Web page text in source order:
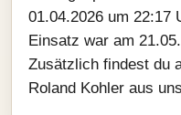
01.04.2026 um 22:17
Einsatz war am
Zusätzlich findest du
Roland Kohler aus